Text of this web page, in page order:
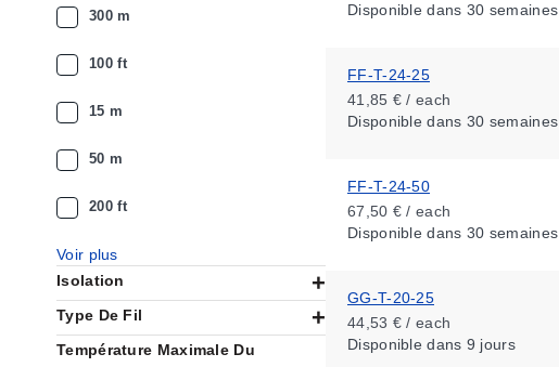
300 m
100 ft
15 m
50 m
200 ft
Voir plus
Isolation
Type De Fil
Température Maximale Du
Disponible dans 30 semaines
FF-T-24-25
41,85 € / each
Disponible dans 30 semaines
FF-T-24-50
67,50 € / each
Disponible dans 30 semaines
GG-T-20-25
44,53 € / each
Disponible dans 9 jours